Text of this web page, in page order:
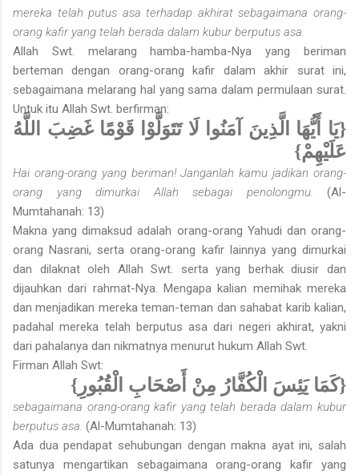
mereka telah putus asa terhadap akhirat sebagaimana orang-
orang kafir yang telah berada dalam kubur berputus asa.
Allah Swt. melarang hamba-hamba-Nya yang beriman
berteman dengan orang-orang kafir dalam akhir surat ini,
sebagaimana melarang hal yang sama dalam permulaan surat.
Untuk itu Allah Swt. berfirman:
{يَا أَيُّهَا الَّذِينَ آمَنُوا لَا تَتَوَلَّوْا قَوْمًا غَضِبَ اللَّهُ
عَلَيْهِمْ}
Hai orang-orang yang beriman! Janganlah kamu jadikan orang-
orang yang dimurkai Allah sebagai penolongmu. (Al-
Mumtahanah: 13)
Makna yang dimaksud adalah orang-orang Yahudi dan orang-
orang Nasrani, serta orang-orang kafir lainnya yang dimurkai
dan dilaknat oleh Allah Swt. serta yang berhak diusir dan
dijauhkan dari rahmat-Nya. Mengapa kalian memihak mereka
dan menjadikan mereka teman-teman dan sahabat karib kalian,
padahal mereka telah berputus asa dari negeri akhirat, yakni
dari pahalanya dan nikmatnya menurut hukum Allah Swt.
Firman Allah Swt:
{كَمَا يَئِسَ الْكُفَّارُ مِنْ أَصْحَابِ الْقُبُورِ}
sebagaimana orang-orang kafir yang telah berada dalam kubur
berputus asa. (Al-Mumtahanah: 13)
Ada dua pendapat sehubungan dengan makna ayat ini, salah
satunya mengartikan sebagaimana orang-orang kafir yang